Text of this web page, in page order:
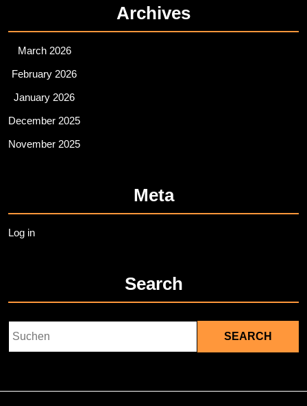
Archives
March 2026
February 2026
January 2026
December 2025
November 2025
Meta
Log in
Search